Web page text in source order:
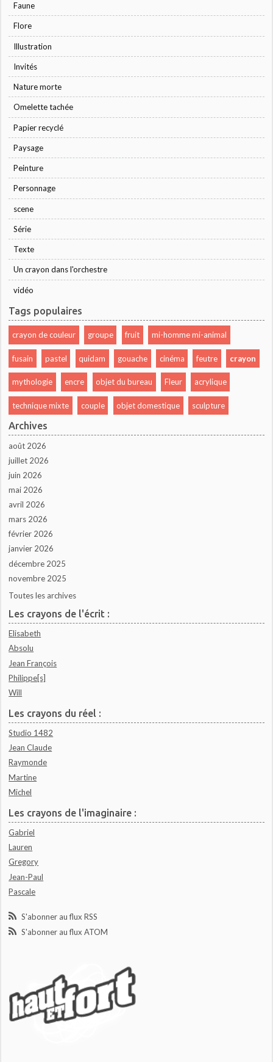
Faune
Flore
Illustration
Invités
Nature morte
Omelette tachée
Papier recyclé
Paysage
Peinture
Personnage
scene
Série
Texte
Un crayon dans l'orchestre
vidéo
Tags populaires
crayon de couleur groupe fruit mi-homme mi-animal
fusain pastel quidam gouache cinéma feutre crayon
mythologie encre objet du bureau Fleur acrylique
technique mixte couple objet domestique sculpture
Archives
août 2026
juillet 2026
juin 2026
mai 2026
avril 2026
mars 2026
février 2026
janvier 2026
décembre 2025
novembre 2025
Toutes les archives
Les crayons de l'écrit :
Elisabeth
Absolu
Jean François
Philippe[s]
Will
Les crayons du réel :
Studio 1482
Jean Claude
Raymonde
Martine
Michel
Les crayons de l'imaginaire :
Gabriel
Lauren
Gregory
Jean-Paul
Pascale
S'abonner au flux RSS
S'abonner au flux ATOM